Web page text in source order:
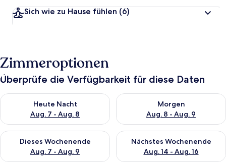
Sich wie zu Hause fühlen (6)
Zimmeroptionen
Überprüfe die Verfügbarkeit für diese Daten
Heute Nacht
Aug. 7 - Aug. 8
Überprüfe die Verfügbarkeit für heute Nacht, Aug. 7 - Aug. 8.
Morgen
Aug. 8 - Aug. 9
Überprüfe die Verfügbarkeit
Dieses Wochenende
Aug. 7 - Aug. 9
Überprüfe die Verfügbarkeit für dieses Wochenende, Aug. 7
Nächstes Wochenende
Aug. 14 - Aug. 16
Überprüfe die Verfügbarkeit